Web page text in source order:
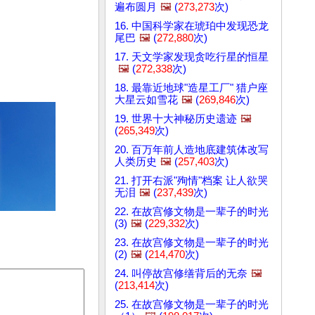
遍布圆月 🖼️ (273,273次)
16. 中国科学家在琥珀中发现恐龙
尾巴 🖼️ (272,880次)
17. 天文学家发现贪吃行星的恒星
🖼️ (272,338次)
18. 最靠近地球"造星工厂" 猎户座
大星云如雪花 🖼️ (269,846次)
19. 世界十大神秘历史遗迹 🖼️
(265,349次)
20. 百万年前人造地底建筑体改写
人类历史 🖼️ (257,403次)
21. 打开右派"殉情"档案 让人欲哭
无泪 🖼️ (237,439次)
22. 在故宫修文物是一辈子的时光
(3) 🖼️ (229,332次)
23. 在故宫修文物是一辈子的时光
(2) 🖼️ (214,470次)
24. 叫停故宫修缮背后的无奈 🖼️
(213,414次)
25. 在故宫修文物是一辈子的时光